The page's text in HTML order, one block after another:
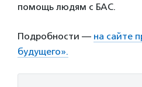
помощь людям с БАС.
Подробности — на сайте
будущего».